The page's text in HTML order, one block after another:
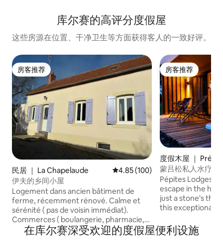
库尔赛的高评分度假屋
这些房源在位置、干净卫生等方面获得客人的一致好评。
房客推荐
房客推荐
民居 ｜ La Chapelaude 平均评分 4.85 分（满分 5 分），
4.85 (100)
伊夫的乡间小屋
Logement dans ancien bâtiment de
ferme, récemment rénové. Calme et
sérénité ( pas de voisin immédiat).
Commerces ( boulangerie, pharmacie,
épicerie) à 4 kms. Divers sentiers de
randonnée, promenades en vélo dans
房客推荐
房客推荐
度假木屋 ｜
蒙吕松私人水疗小
Pépites Lodges &
escape in the
just a stone's
this exceptional
a private spa, a
unique
在库尔赛深受欢迎的度假屋便利设施